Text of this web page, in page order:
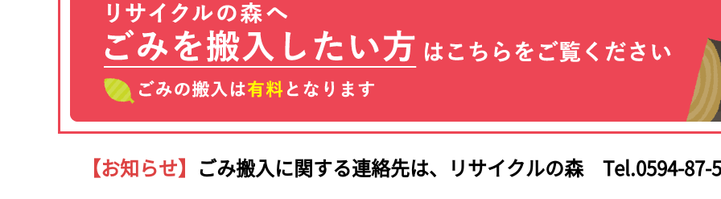
【お知らせ】 ごみ搬入に関する連絡先は、 リサイクルの森 Tel.0594-87-